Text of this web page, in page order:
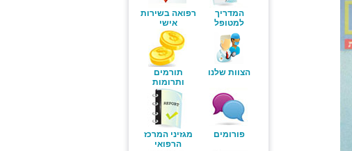
המדריך
למטופל
רפואה בשירות
אישי
הצוות שלנו
תורמים
ותרומות
פורומים
מגזיני המרכז
הרפואי